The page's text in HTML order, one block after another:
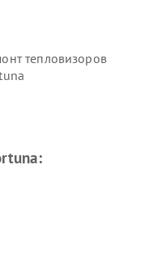
тепловизоров